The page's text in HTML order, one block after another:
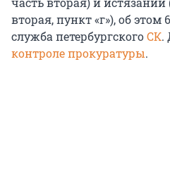
вторая, пункт «г»), об
служба петербургскогоСК.
контроле прокуратуры.